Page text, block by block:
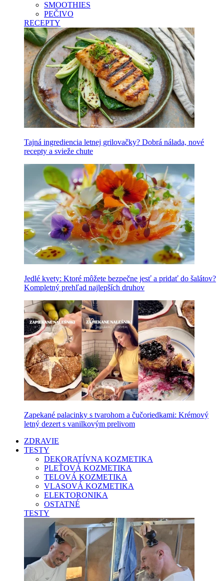
SMOOTHIES
PEČIVO
RECEPTY
Tajná ingrediencia letnej grilovačky? Dobrá nálada, nové
recepty a svieže chute
Jedlé kvety: Ktoré môžete bezpečne jesť a pridať do šalátov?
Kompletný prehľad najlepších druhov
Zapekané palacinky s tvarohom a čučoriedkami: Krémový
letný dezert s vanilkovým prelivom
ZDRAVIE
TESTY
DEKORATÍVNA KOZMETIKA
PLEŤOVÁ KOZMETIKA
TELOVÁ KOZMETIKA
VLASOVÁ KOZMETIKA
ELEKTORONIKA
OSTATNÉ
TESTY